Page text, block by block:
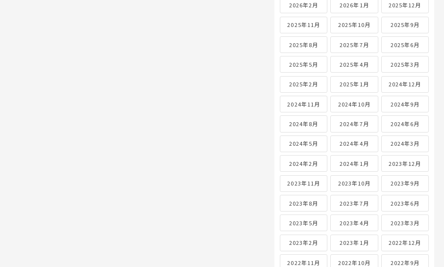
2026年2月 2026年1月 2025年12月
2025年11月 2025年10月 2025年9月
2025年8月 2025年7月 2025年6月
2025年5月 2025年4月 2025年3月
2025年2月 2025年1月 2024年12月
2024年11月 2024年10月 2024年9月
2024年8月 2024年7月 2024年6月
2024年5月 2024年4月 2024年3月
2024年2月 2024年1月 2023年12月
2023年11月 2023年10月 2023年9月
2023年8月 2023年7月 2023年6月
2023年5月 2023年4月 2023年3月
2023年2月 2023年1月 2022年12月
2022年11月 2022年10月 2022年9月